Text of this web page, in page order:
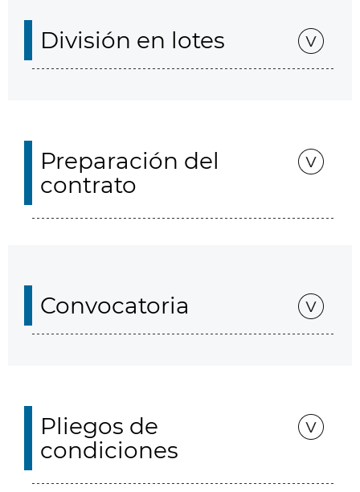
División en lotes
Preparación del
contrato
Convocatoria
Pliegos de
condiciones